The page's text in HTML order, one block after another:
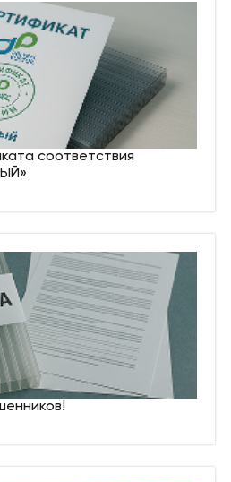
соответствия